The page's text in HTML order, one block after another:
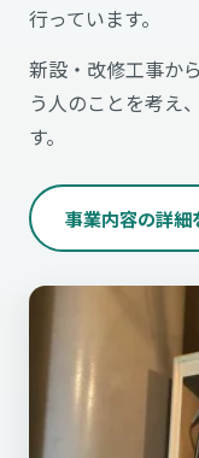
行っています。
新設・改修工事か
う人のことを考え
す。
事業内容の詳